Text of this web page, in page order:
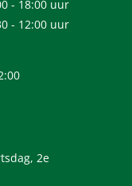
- 18:00 uur
- 12:00 uur
2e